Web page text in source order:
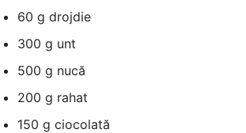
60 g drojdie
300 g unt
500 g nucă
200 g rahat
150 g ciocolată